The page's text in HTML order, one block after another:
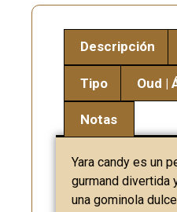
Descripción
Tipo Oud |
Notas
Yara candy es un
gurmand divertida
una gominola dulce